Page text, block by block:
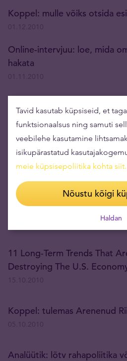
Koppel: mulle võiks otsida
Online-intervjuu: loe, mida
hakata
Kuidas tekib hüperinflatsioon
27.10.2010
No Way Out
18.10.2010
Gold and Gold Mining
Global Assets or ‘The Once
11 Long-Term Trends That
Destroying The U.S.
Koppel: tulemas Arenenud
Analüütik: lõtv rahapoliitika
Tavid kasutab küpsiseid, et
funktsionaalsus ning samuti
veebilehe kasutamine
isikupärastatud
meie küpsisepoliitika kohta siit.
Nõustu kõigi
Haldan